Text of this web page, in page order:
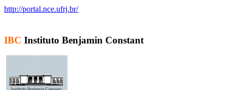
http://portal.nce.ufrj.br/
IBC Instituto Benjamin Constant